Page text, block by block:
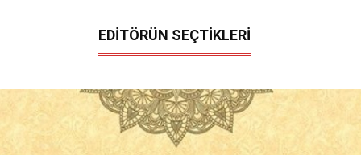
EDİTÖRÜN SEÇTİKLERİ